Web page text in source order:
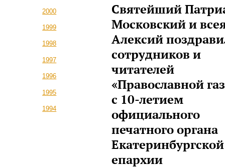
2000
1999
1998
1997
1996
1995
1994
Святейший
Московский и
Алексий
сотрудников и
читателей
«Православной
с 10-летием
официального
печатного органа
Екатеринбургской
епархии